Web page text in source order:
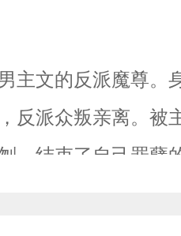
主文的反派魔尊。
反派众叛亲离。被
，结束了自己罪